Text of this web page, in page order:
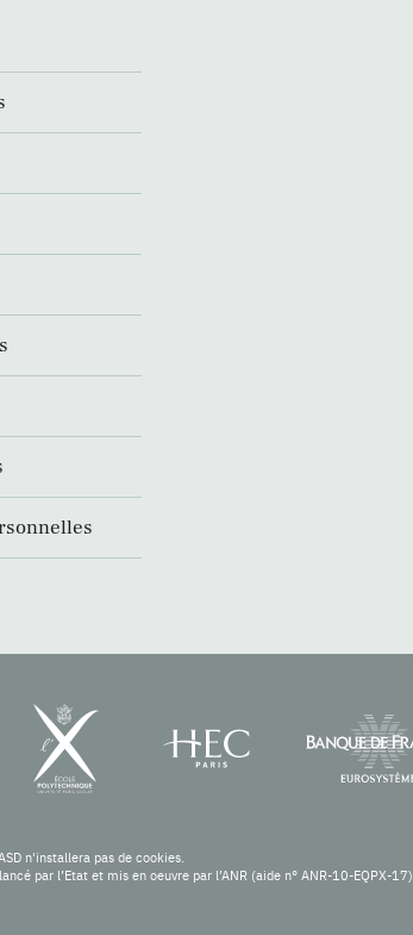
n'installera pas de cookies.
par l’Etat et mis en oeuvre par l’ANR (aide n° ANR-10-EQPX-17)